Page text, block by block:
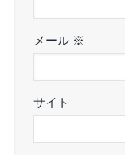
メール ※
サイト